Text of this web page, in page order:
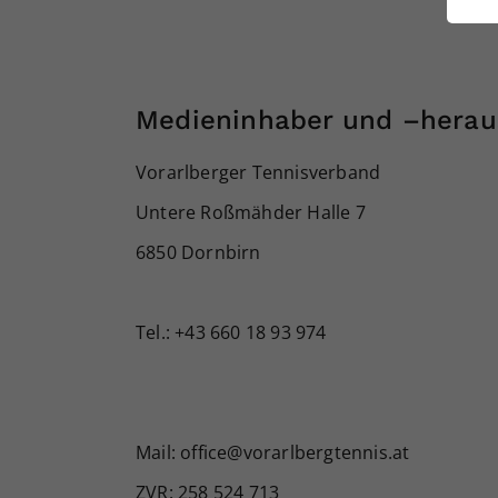
Medieninhaber und
Vorarlberger Tennisverband
Untere Roßmähder Halle 7
6850 Dornbirn
Tel.: +43 660 18 93 974
Mail: office@vorarlbergtennis.at
ZVR: 258 524 713